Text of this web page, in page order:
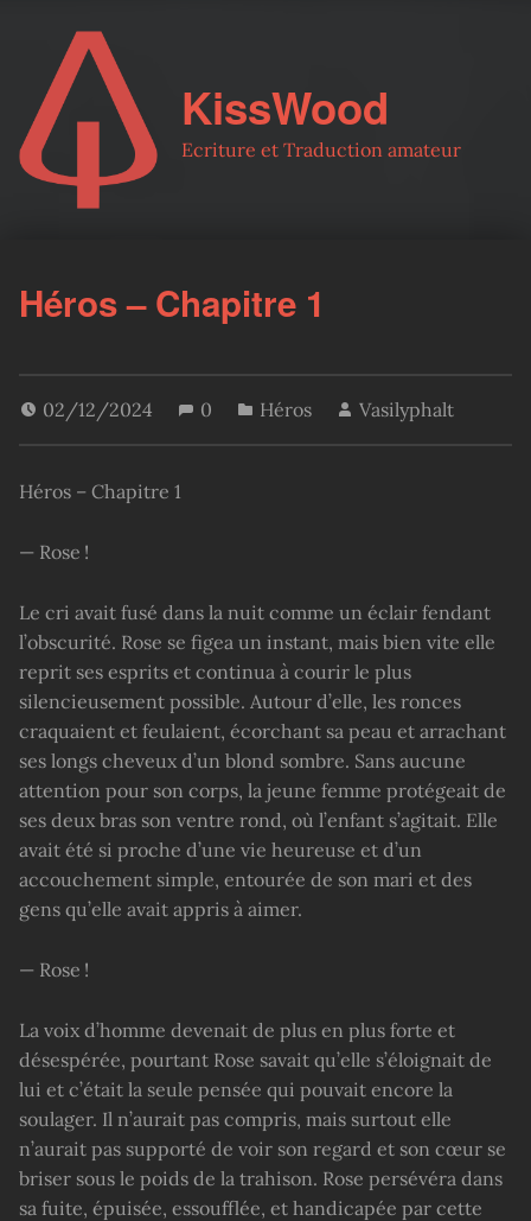
KissWood
Ecriture et Traduction amateur
Héros – Chapitre 1
02/12/2024 0 Héros Vasilyphalt
Héros – Chapitre 1
— Rose !
Le cri avait fusé dans la nuit comme un éclair fendant
l’obscurité. Rose se figea un instant, mais bien vite elle
reprit ses esprits et continua à courir le plus
silencieusement possible. Autour d’elle, les ronces
craquaient et feulaient, écorchant sa peau et arrachant
ses longs cheveux d’un blond sombre. Sans aucune
attention pour son corps, la jeune femme protégeait de
ses deux bras son ventre rond, où l’enfant s’agitait. Elle
avait été si proche d’une vie heureuse et d’un
accouchement simple, entourée de son mari et des
gens qu’elle avait appris à aimer.
— Rose !
La voix d’homme devenait de plus en plus forte et
désespérée, pourtant Rose savait qu’elle s’éloignait de
lui et c’était la seule pensée qui pouvait encore la
soulager. Il n’aurait pas compris, mais surtout elle
n’aurait pas supporté de voir son regard et son cœur se
briser sous le poids de la trahison. Rose persévéra dans
sa fuite, épuisée, essoufflée, et handicapée par cette